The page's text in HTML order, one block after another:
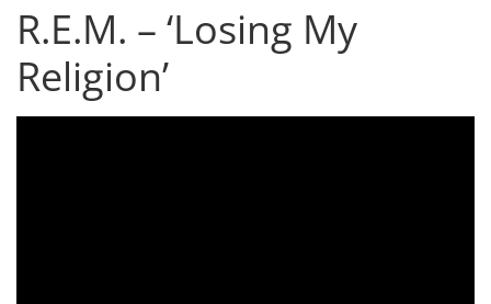
R.E.M. – ‘Losing My
Religion’